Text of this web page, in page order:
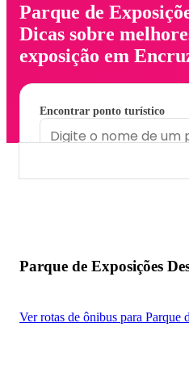
Parque de
Dicas sobre
exposição em
Encontrar ponto turístico
Parque de Exposições
Ver rotas de ônibus para